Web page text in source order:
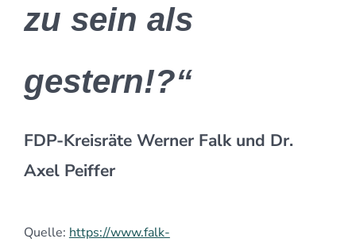
zu sein als
gestern!?“
FDP-Kreisräte Werner Falk und Dr.
Axel Peiffer
Quelle: https://www.falk-